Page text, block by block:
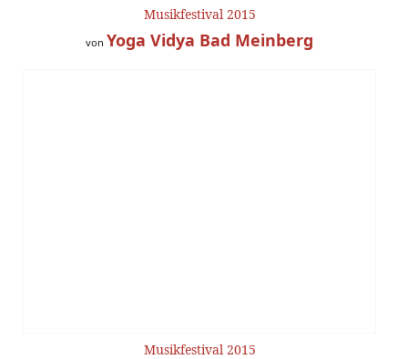
Musikfestival 2015
von Yoga Vidya Bad Meinberg
Musikfestival 2015